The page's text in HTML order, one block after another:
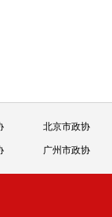
北京市政协
广州市政协